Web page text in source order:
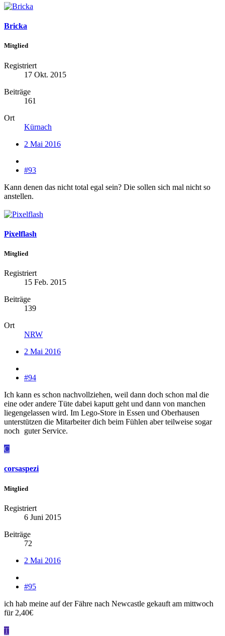
Bricka
Mitglied
Registriert
17 Okt. 2015
Beiträge
161
Ort
Kürnach
2 Mai 2016
#93
Kann denen das nicht total egal sein? Die sollen sich mal nicht so
anstellen.
Pixelflash
Mitglied
Registriert
15 Feb. 2015
Beiträge
139
Ort
NRW
2 Mai 2016
#94
Ich kann es schon nachvollziehen, weil dann doch schon mal die
eine oder andere Tüte dabei kaputt geht und dann von manchen
liegengelassen wird. Im Lego-Store in Essen und Oberhausen
unterstützen die Mitarbeiter dich beim Fühlen aber teilweise sogar
noch
guter Service.
C
corsaspezi
Mitglied
Registriert
6 Juni 2015
Beiträge
72
2 Mai 2016
#95
ich hab meine auf der Fähre nach Newcastle gekauft am mittwoch
für 2,40€
T